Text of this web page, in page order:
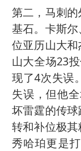
第二，马刺
基石。卡斯
位亚历山大
山大全场23
现了4次失误
失误，但他
坏雷霆的传
转和补位极
秀哈珀更是